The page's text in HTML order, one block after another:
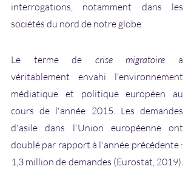
interrogations, notamment dans les
sociétés du nord de notre globe.
Le terme de crise migratoire a
véritablement envahi l'environnement
médiatique et politique européen au
cours de l'année 2015. Les demandes
d'asile dans l'Union européenne ont
doublé par rapport à l'année précédente :
1,3 million de demandes (Eurostat, 2019).